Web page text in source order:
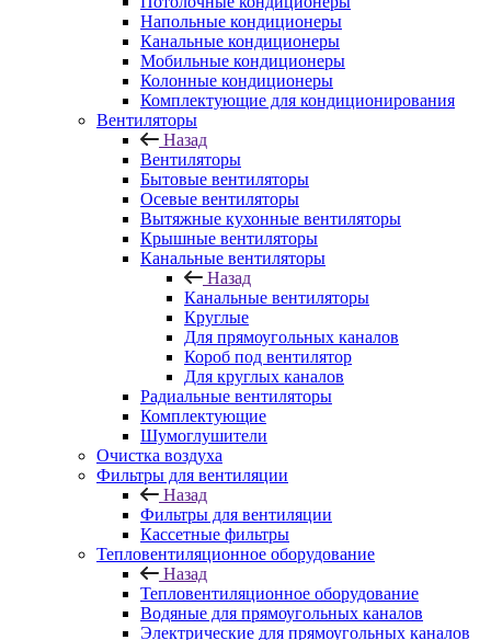
Напольные кондиционеры
Канальные кондиционеры
Мобильные кондиционеры
Колонные кондиционеры
Комплектующие для кондиционирования
Вентиляторы
Назад
Вентиляторы
Бытовые вентиляторы
Осевые вентиляторы
Вытяжные кухонные вентиляторы
Крышные вентиляторы
Канальные вентиляторы
Назад
Канальные вентиляторы
Круглые
Для прямоугольных каналов
Короб под вентилятор
Для круглых каналов
Радиальные вентиляторы
Комплектующие
Шумоглушители
Очистка воздуха
Фильтры для вентиляции
Назад
Фильтры для вентиляции
Кассетные фильтры
Тепловентиляционное оборудование
Назад
Тепловентиляционное оборудование
Водяные для прямоугольных каналов
Электрические для прямоугольных каналов